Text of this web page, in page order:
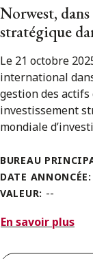
Norwest,
stratégique
Le 21 octobre
international
gestion des
investissement
mondiale
BUREAU
DATE ANNONCÉE:
VALEUR: --
En savoir plus